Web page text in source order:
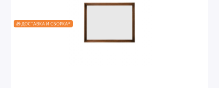
🎁 ДОСТАВКА И СБОРКА*